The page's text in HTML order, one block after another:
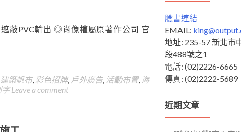
蔽PVC輸出 ◎肖像權屬原著作公司 官
建築帆布, 彩色招牌, 戶外廣告, 活動布置, 海
字 Leave a comment
臉書連結
EMAIL:
地址: 235-57 新北市
段488號之1
電話: (02)2226-6665
傳真: (02)2222-5689
近期文章